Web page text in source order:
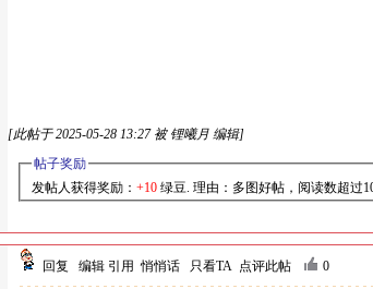
[此帖于 2025-05-28 13:27 被 锂曦月 编辑]
帖子奖励
发帖人获得奖励： +10
回复 编辑 引用 悄悄话 只看TA 点评此帖 0